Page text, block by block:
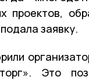
проектов,
заявку.
Это